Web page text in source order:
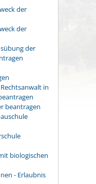
der
der
der
in
beantragen
biologischen
- Erlaubnis